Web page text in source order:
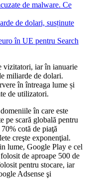
de malware. Ce
de dolari, susținute
în UE pentru Search
vizitatori, iar în ianuarie
miliarde de dolari.
în întreaga lume și
de utilizatori.
în care este
pe scară globală pentru
cotă de piaţă
creşte exponenţial.
lume, Google Play e cel
de aproape 500 de
pentru stocare, iar
Adsense şi